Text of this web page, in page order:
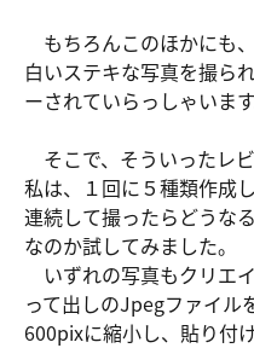
もちろんこのほかにも
白いステキな写真を撮ら
ーされていらっしゃいます
そこで、そういったレ
私は、１回に５種類作成
連続して撮ったらどうな
なのか試してみました。
いずれの写真もクリエ
って出しのJpegファイ
600pixに縮小し、貼り付